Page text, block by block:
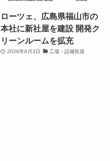
ローツェ、広島県福山市の
本社に新社屋を建設 開発ク
リーンルームを拡充
2026年8月3日 工場・設備投資